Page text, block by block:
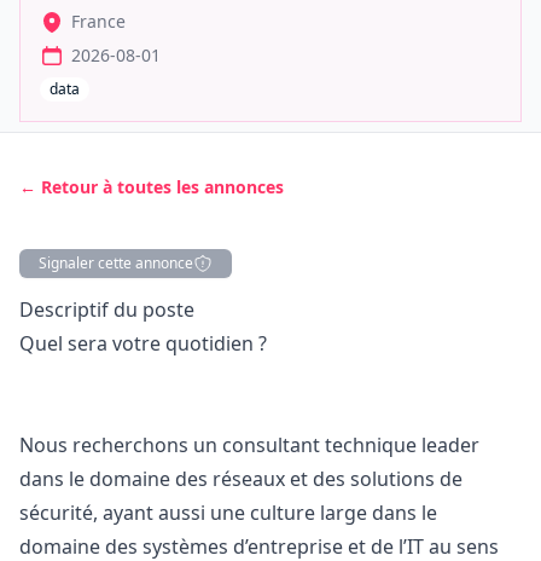
France
2026-08-01
data
← Retour à toutes les annonces
Signaler cette annonce
Description
Descriptif du poste
Quel sera votre quotidien ?
Nous recherchons un consultant technique leader
dans le domaine des réseaux et des solutions de
sécurité, ayant aussi une culture large dans le
domaine des systèmes d’entreprise et de l’IT au sens